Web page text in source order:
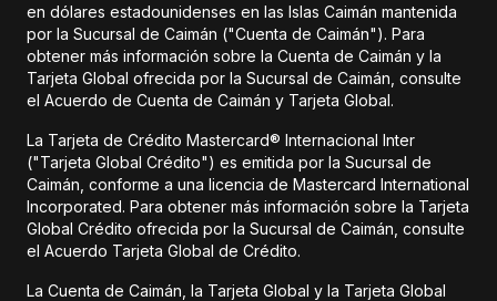
en dólares estadounidenses en las Islas Caimán mantenida
por la Sucursal de Caimán ("Cuenta de Caimán"). Para
obtener más información sobre la Cuenta de Caimán y la
Tarjeta Global ofrecida por la Sucursal de Caimán, consulte
el Acuerdo de Cuenta de Caimán y Tarjeta Global.
La Tarjeta de Crédito Mastercard® Internacional Inter
("Tarjeta Global Crédito") es emitida por la Sucursal de
Caimán, conforme a una licencia de Mastercard International
Incorporated. Para obtener más información sobre la Tarjeta
Global Crédito ofrecida por la Sucursal de Caimán, consulte
el Acuerdo Tarjeta Global de Crédito.
La Cuenta de Caimán, la Tarjeta Global y la Tarjeta Global